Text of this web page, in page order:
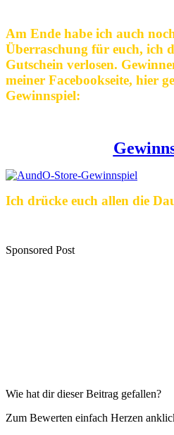
Am Ende habe ich auch
Überraschung für euch, ich
Gutschein verlosen.
meiner Facebookseite, hier
Gewinnspiel:
Ich drücke euch allen die
Sponsored Post
Wie hat dir dieser Beitrag gefallen?
Zum Bewerten einfach Herzen